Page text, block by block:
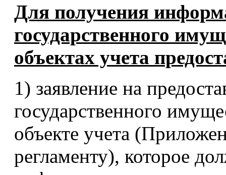
Для получения
государственного
объектах учета
1) заявление на
государственного
объекте учета
регламенту), которое